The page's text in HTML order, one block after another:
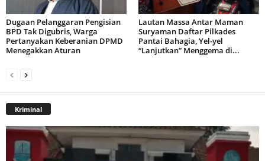
Dugaan Pelanggaran Pengisian
BPD Tak Digubris, Warga
Pertanyakan Keberanian DPMD
Menegakkan Aturan
Lautan Massa Antar Maman
Suryaman Daftar Pilkades
Pantai Bahagia, Yel-yel
“Lanjutkan” Menggema di...
Kriminal